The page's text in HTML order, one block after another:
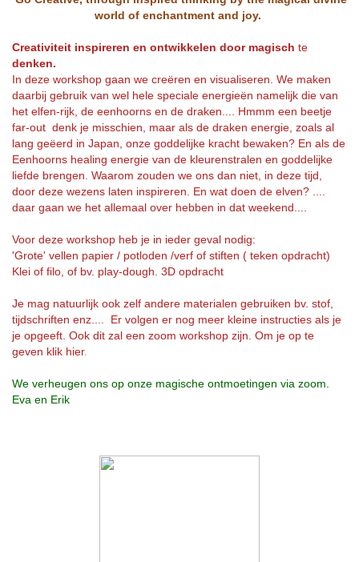
world of enchantment and joy.
Creativiteit inspireren en ontwikkelen door magisch te
denken.
In deze workshop gaan we creëren en visualiseren. We maken
daarbij gebruik van wel hele speciale energieën namelijk die van
het elfen-rijk, de eenhoorns en de draken.... Hmmm een beetje
far-out denk je misschien, maar als de draken energie, zoals al
lang geëerd in Japan, onze goddelijke kracht bewaken? En als de
Eenhoorns healing energie van de kleurenstralen en goddelijke
liefde brengen. Waarom zouden we ons dan niet, in deze tijd,
door deze wezens laten inspireren. En wat doen de elven? ....
daar gaan we het allemaal over hebben in dat weekend....
Voor deze workshop heb je in ieder geval nodig:
'Grote' vellen papier / potloden /verf of stiften ( teken opdracht)
Klei of filo, of bv. play-dough. 3D opdracht
Je mag natuurlijk ook zelf andere materialen gebruiken bv. stof,
tijdschriften enz.... Er volgen er nog meer kleine instructies als je
je opgeeft. Ook dit zal een zoom workshop zijn. Om je op te
geven klik hier.
We verheugen ons op onze magische ontmoetingen via zoom.
Eva en Erik